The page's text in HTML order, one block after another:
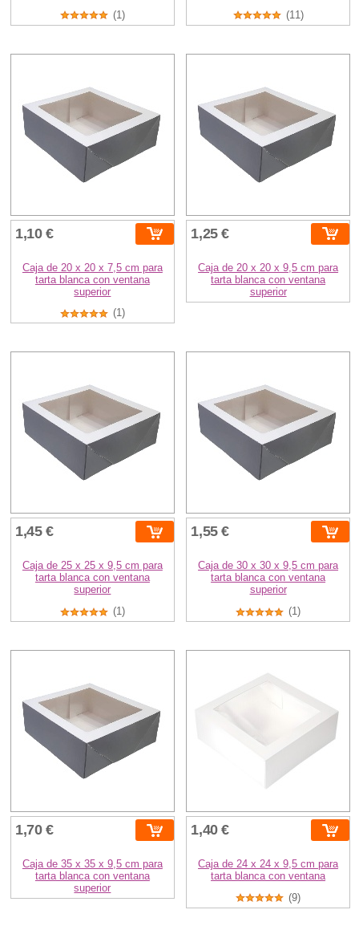
(1)
(11)
1,10 €
Caja de 20 x 20 x 7,5 cm para
tarta blanca con ventana
superior
(1)
1,25 €
Caja de 20 x 20 x 9,5 cm para
tarta blanca con ventana
superior
1,45 €
Caja de 25 x 25 x 9,5 cm para
tarta blanca con ventana
superior
(1)
1,55 €
Caja de 30 x 30 x 9,5 cm para
tarta blanca con ventana
superior
(1)
1,70 €
Caja de 35 x 35 x 9,5 cm para
tarta blanca con ventana
superior
1,40 €
Caja de 24 x 24 x 9,5 cm para
tarta blanca con ventana
(9)